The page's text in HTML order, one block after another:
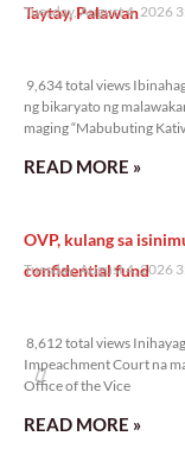
Taytay, Palawan
Tuesday, August 4, 2026
9,634 total views
ng bikaryato ng
maging “Mabubuting
READ MORE »
OVP, kulang sa
confidential fund
Tuesday, August 4, 2026
8,612 total views
Impeachment Court na
Office of the Vice
READ MORE »